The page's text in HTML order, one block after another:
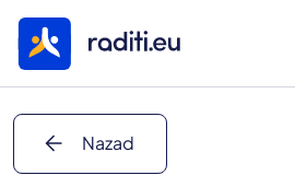
arrow_back Nazad